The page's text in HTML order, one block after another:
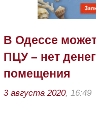
В Одессе
ПЦУ – нет
помещения
3 августа 2020, 16:49